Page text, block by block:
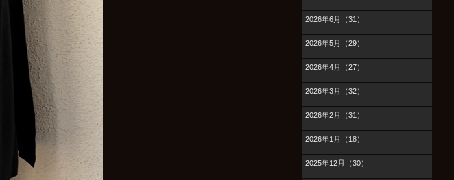
2026年6月（31）
2026年5月（29）
2026年4月（27）
2026年3月（32）
2026年2月（31）
2026年1月（18）
2025年12月（30）